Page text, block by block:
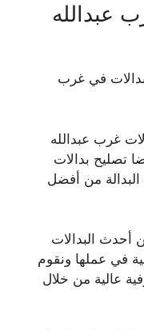
عبدالله
في غرب
غرب عبدالله
تصليح بدالات
من أفضل
أحدث البدالات
في عملها ونقوم
عالية من خلال